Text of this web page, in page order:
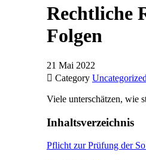
Rechtliche
Folgen
21 Mai 2022
 Category Uncategorized
Viele unterschätzen, wie
Inhaltsverzeichnis
Pflicht zur Prüfung der